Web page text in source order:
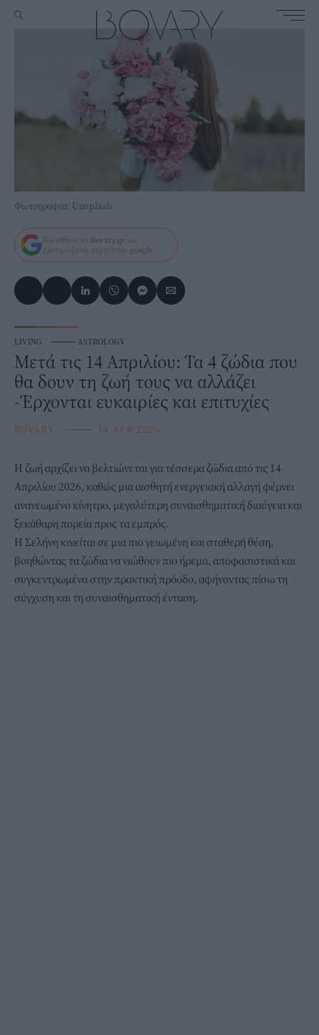
Φωτογραφία: Unsplash
Πρόσθεσε το Bovary.gr ως
προτιμώμενη πηγή στην google
LIVING ⸻ ASTROLOGY
Μετά τις 14 Απριλίου: Τα 4 ζώδια που
θα δουν τη ζωή τους να αλλάζει
-Έρχονται ευκαιρίες και επιτυχίες
BOVARY ⸻ 14 APR 2026
Η ζωή αρχίζει να βελτιώνεται για τέσσερα ζώδια από τις 14
Απριλίου 2026, καθώς μια αισθητή ενεργειακή αλλαγή φέρνει
ανανεωμένο κίνητρο, μεγαλύτερη συναισθηματική διαύγεια και
ξεκάθαρη πορεία προς τα εμπρός.
Η Σελήνη κινείται σε μια πιο γειωμένη και σταθερή θέση,
βοηθώντας τα ζώδια να νιώθουν πιο ήρεμα, αποφασιστικά και
συγκεντρωμένα στην πρακτική πρόοδο, αφήνοντας πίσω τη
σύγχυση και τη συναισθηματική ένταση.